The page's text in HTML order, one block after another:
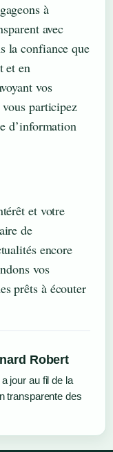
à
avec
la confiance que
et en
vos
participez
d’information
et votre
de
encore
vos
prêts à écouter
Robert
jour au fil de la
transparente des